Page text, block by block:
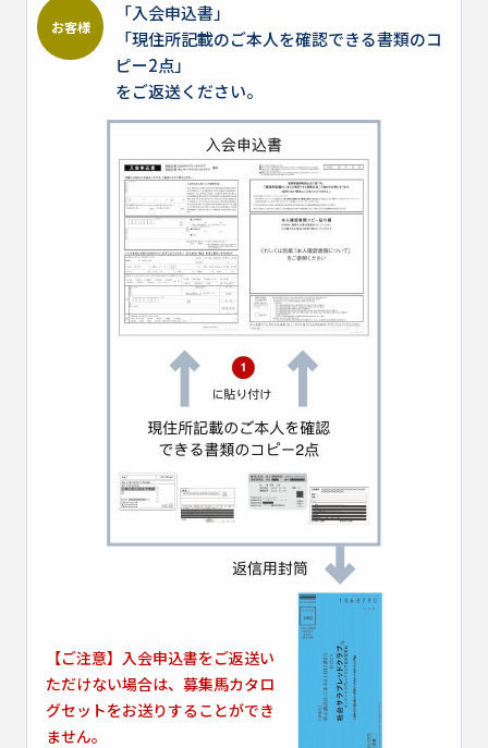
お客様
「入会申込書」
「現住所記載のご本人を確認できる書類のコ
ピー2点」
をご返送ください。
【ご注意】入会申込書をご返送い
ただけない場合は、募集馬カタロ
グセットをお送りすることができ
ません。